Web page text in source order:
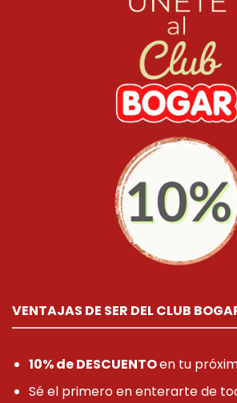
VENTAJAS DE SER DEL CLUB
10% de DESCUENTOen tu
Sé el primero en enterarte de